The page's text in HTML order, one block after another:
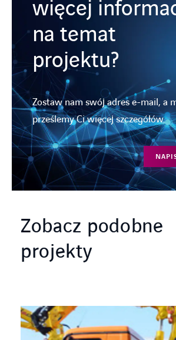
więcej
na temat
projektu?
Zostaw nam swój adres e-mail, a
prześlemy Ci więcej szczegółów.
Zobacz podobne
projekty